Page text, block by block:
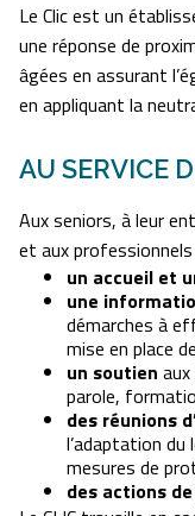
Le Clic est un
une réponse de
âgées en assurant
en appliquant la
AU SERVICE
Aux seniors, à leur
et aux
un accueil et
une
démarches à
mise en place
un soutien
parole,
des réunions
l’adaptation du
mesures de
des actions